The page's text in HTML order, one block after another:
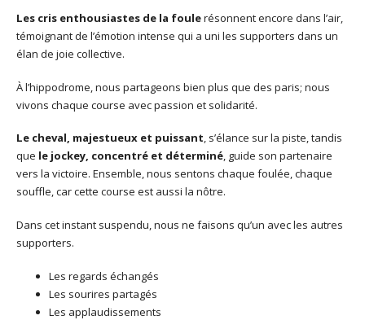
Les cris enthousiastes de la foulerésonnent encore dans l’air,
témoignant de l’émotion intense qui a uni les supporters dans un
élan de joie collective.
À l’hippodrome, nous partageons bien plus que des paris; nous
vivons chaque course avec passion et solidarité.
Le cheval, majestueux et puissant, s’élance sur la piste, tandis
que le jockey, concentré et déterminé, guide son partenaire
vers la victoire. Ensemble, nous sentons chaque foulée, chaque
souffle, car cette course est aussi la nôtre.
Dans cet instant suspendu, nous ne faisons qu’un avec les autres
supporters.
Les regards échangés
Les sourires partagés
Les applaudissements